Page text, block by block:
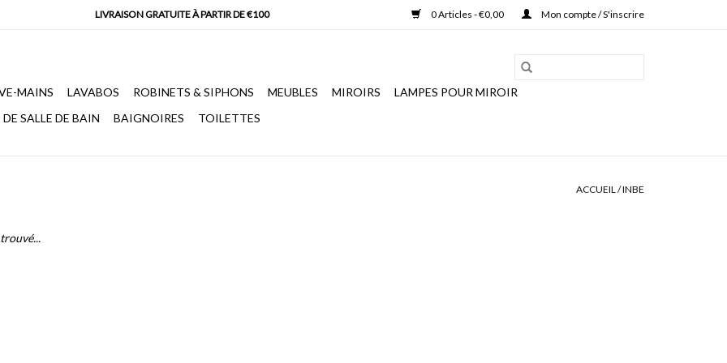
0 Articles - €0,00 Mon compte / S'inscrire
MAINS LAVABOS ROBINETS & SIPHONS MEUBLES MIROIRS
LAMPES POUR MIROIR
SALLE DE BAIN
BAIGNOIRES TOILETTES
ACCUEIL/INBE